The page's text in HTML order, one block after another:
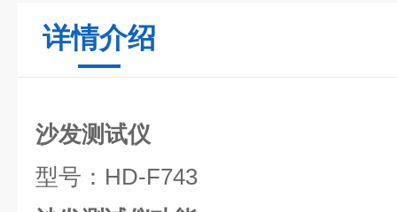
详情介绍
沙发测试仪
型号：HD-F743